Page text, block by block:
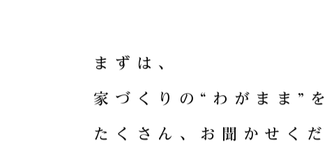
ま ず は 、
家 づ く り の “ わ が ま ま ” を
た く さ ん 、 お 聞 か せ く だ